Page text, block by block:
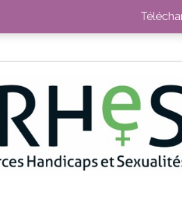
MISES À DISPOSITION PAR